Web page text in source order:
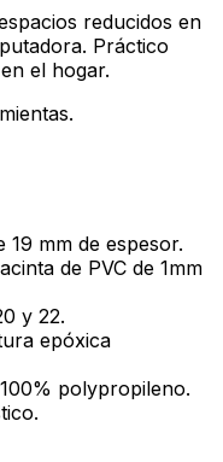
reducidos en
Práctico
el hogar.
19 mm de espesor.
de PVC de 1mm
y 22.
epóxica
polypropileno.